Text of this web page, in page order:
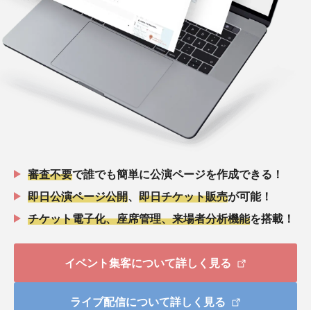
審査不要で誰でも簡単に公演ページを作成できる！
即日公演ページ公開
即日チケット販売が可能！
チケット電子化、座席管理、来場者分析機能を搭載！
イベント集客について詳しく見る
ライブ配信について詳しく見る